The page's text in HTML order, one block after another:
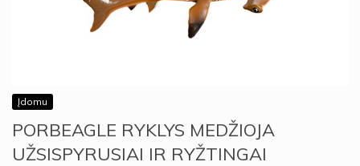
Įdomu
PORBEAGLE RYKLYS MEDŽIOJA
UŽSISPYRUSIAI IR RYŽTINGAI